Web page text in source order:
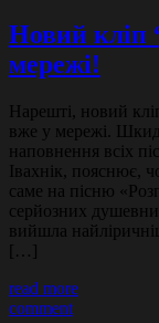
Новий кліп
мережі!
Нарешті, новий
вже у мережі.
наповнення всіх
Івахнік, пояснює,
саме на пісню
серйозних
вийшла
[…]
read more
comment